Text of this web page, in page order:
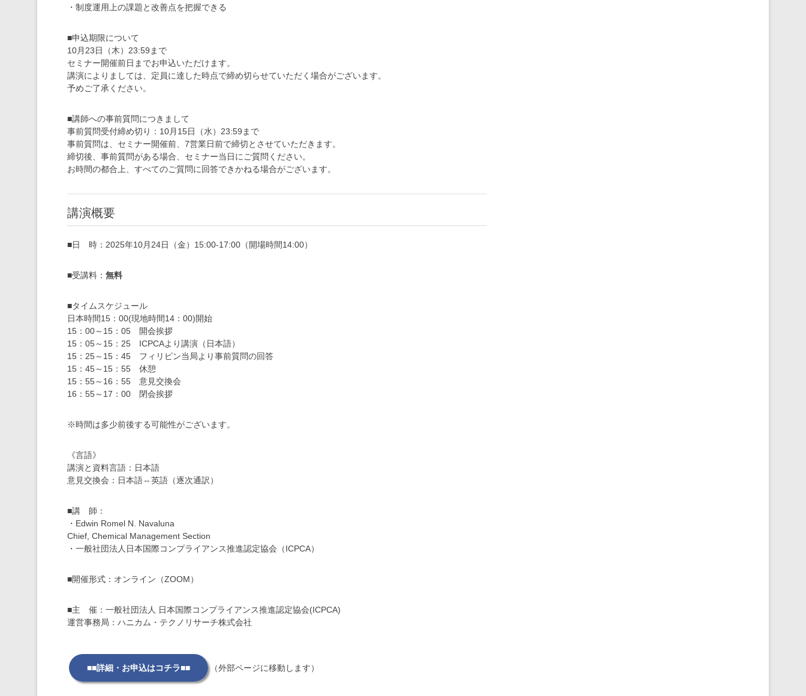
・制度運用上の課題と改善点を把握できる
■申込期限について
10月23日（木）23:59まで
セミナー開催前日までお申込いただけます。
講演によりましては、定員に達した時点で締め切らせていただく場合がございます。
予めご了承ください。
■講師への事前質問につきまして
事前質問受付締め切り：10月15日（水）23:59まで
事前質問は、セミナー開催前、7営業日前で締切とさせていただきます。
締切後、事前質問がある場合、セミナー当日にご質問ください。
お時間の都合上、すべてのご質問に回答できかねる場合がございます。
講演概要
■日 時：2025年10月24日（金）15:00-17:00（開場時間14:00）
■受講料： 無料
■タイムスケジュール
日本時間15：00(現地時間14：00)開始
15：00～15：05 開会挨拶
15：05～15：25 ICPCAより講演（日本語）
15：25～15：45 フィリピン当局より事前質問の回答
15：45～15：55 休憩
15：55～16：55 意見交換会
16：55～17：00 閉会挨拶
※時間は多少前後する可能性がございます。
《言語》
講演と資料言語：日本語
意見交換会：日本語⇔英語（逐次通訳）
■講 師：
・Edwin Romel N. Navaluna
Chief, Chemical Management Section
・一般社団法人日本国際コンプライアンス推進認定協会（ICPCA）
■開催形式：オンライン（ZOOM）
■主 催：一般社団法人 日本国際コンプライアンス推進認定協会(ICPCA)
運営事務局：ハニカム・テクノリサーチ株式会社
■■詳細・お申込はコチラ■■ （外部ページに移動します）